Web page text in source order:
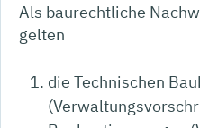
Als baurechtliche
gelten
die Technischen